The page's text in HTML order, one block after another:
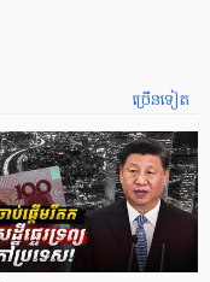
ច្រើនទៀត